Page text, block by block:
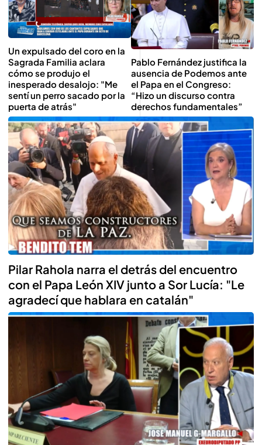
Un expulsado del coro en la
Sagrada Familia aclara
cómo se produjo el
inesperado desalojo: "Me
sentí un perro sacado por la
puerta de atrás"
Pablo Fernández justifica la
ausencia de Podemos ante
el Papa en el Congreso:
“Hizo un discurso contra
derechos fundamentales”
Pilar Rahola narra el detrás del encuentro
con el Papa León XIV junto a Sor Lucía: "Le
agradecí que hablara en catalán"